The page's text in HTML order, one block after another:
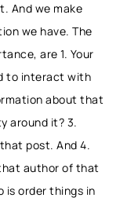
And we make
we have. The
are 1. Your
to interact with
about that
around it? 3.
post. And 4.
author of that
is order things in